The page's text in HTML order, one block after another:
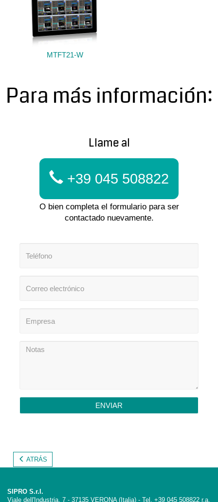
MTFT21-W
Para más información:
Llame al
+39 045 508822
O bien completa el formulario para ser
contactado nuevamente.
ENVIAR
ATRÁS
SIPRO S.r.l.
Viale dell'Industria, 7 - 37135 VERONA (Italia) - Tel. +39 045 508822 r.a.